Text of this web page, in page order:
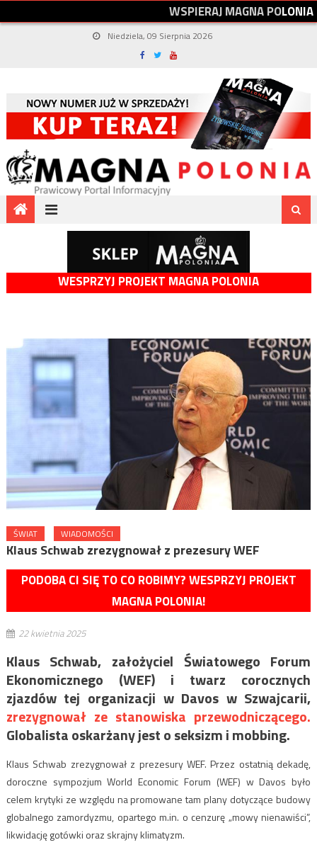
WSPIERAJMAGNAPOLONIA
Niedziela, 09 Sierpnia 2026
WESPRZYJ PROJEKT MAGNA POLONIA
ŚWIAT WIADOMOŚCI
Klaus Schwab zrezygnował z prezesury WEF
PODOBA CI SIĘ TO CO ROBIMY? WESPRZYJ PROJEKT
MAGNA POLONIA!
22 kwietnia 2025
Klaus Schwab, założyciel Światowego Forum
Ekonomicznego (WEF) i twarz corocznych
zjazdów tej organizacji w Davos w Szwajcarii,
zrezygnował ze stanowiska przewodniczącego.
Globalista oskarżany jest o seksizm i mobbing.
Klaus Schwab zrezygnował z prezesury WEF. Przez ostatnią dekadę,
doroczne sympozjum World Economic Forum (WEF) w Davos było
celem krytyki ze względu na promowane tam plany dotyczące budowy
globalnego zamordyzmu, opartego m.in. o cenzurę „mowy nienawiści”,
likwidację gotówki oraz skrajny klimatyzm.